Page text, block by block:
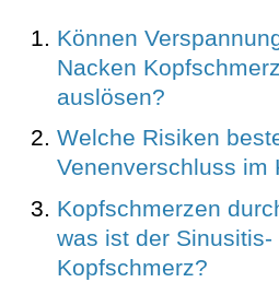
Können
Nacken
auslösen?
Welche Risiken
Venenverschluss im
Kopfschmerzen
was ist der Sinusitis-
Kopfschmerz?